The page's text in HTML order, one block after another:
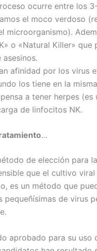
ocurre entre los
el moco verdoso
microorganismo).
o «Natural Killer» que
afinidad por los virus
los tiene en la
a tener herpes
de linfocitos NK.
…
de elección para
que el cultivo
es un método que
pequeñísimas de virus
aprobado para su uso